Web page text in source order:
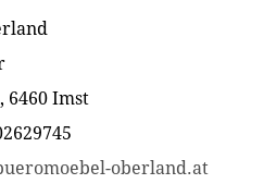
6460 Imst
oberland.at